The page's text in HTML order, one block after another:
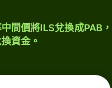
間價將ILS兌換成PAB
資金。